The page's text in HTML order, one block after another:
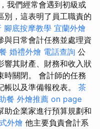
我們經常會遇到初級或
別，這表明了員工職責的
腳底按摩教學 宜蘭外燴
與日常會計任務並處理資
婚禮外燴 電話查詢 公
響其財產、財務和收入狀
時關閉。 會計師的任務
以及準備報稅表。 茶
餐 外燴推薦 on page
助企業家進行預算規劃和
外燴 他主要負責會計系